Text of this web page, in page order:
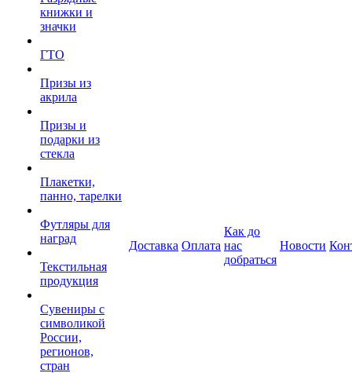
книжки и
значки
ГТО
Призы из
акрила
Призы и
подарки из
стекла
Плакетки,
панно, тарелки
Футляры для
наград
Текстильная
продукция
Сувениры с
символикой
России,
регионов,
стран
Доставка Оплата
Как до
нас
добраться
Новости